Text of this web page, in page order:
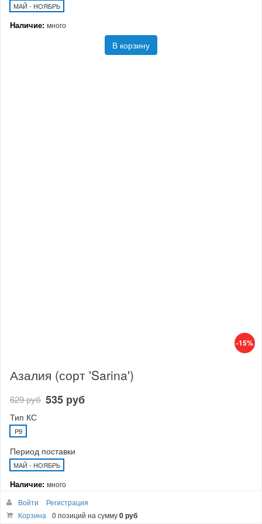
МАЙ - НОЯБРЬ
Наличие: много
В корзину
-15%
Азалия (сорт 'Sarina')
629 руб 535 руб
Тип КС
P9
Период поставки
МАЙ - НОЯБРЬ
Наличие: много
Войти
Регистрация
Корзина
0 позиций на сумму0 руб